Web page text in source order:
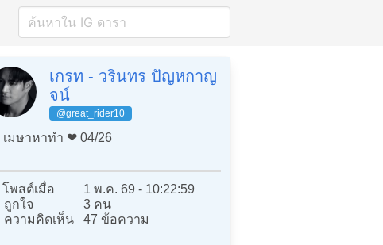
เกรท - วรินทร ปัญหกาญ
จน์
@great_rider10
เมษาหาทำ ❤️ 04/26
โพสต์เมื่อ
1 พ.ค. 69 - 10:22:59
ถูกใจ
3 คน
ความคิดเห็น
47 ข้อความ